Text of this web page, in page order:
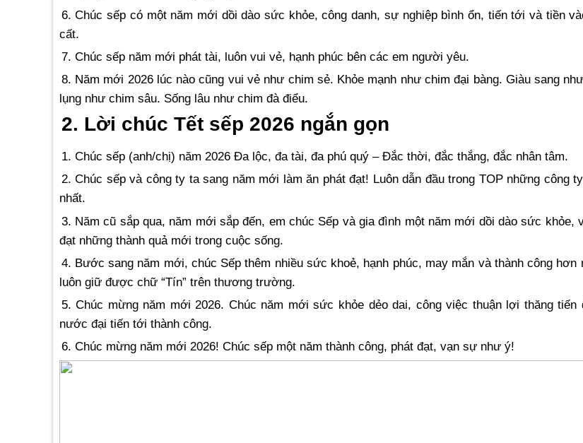
6. Chúc sếp có một năm mới dồi dào sức khỏe, công danh, sự nghiệp bình ổn, tiến tới và tiền
cất.
7. Chúc sếp năm mới phát tài, luôn vui vẻ, hạnh phúc bên các em người yêu.
8. Năm mới 2026 lúc nào cũng vui vẻ như chim sẻ. Khỏe mạnh như chim đại bàng. Giàu sang
lụng như chim sâu. Sống lâu như chim đà điểu.
2. Lời chúc Tết sếp 2026 ngắn gọn
1. Chúc sếp (anh/chị) năm 2026 Đa lộc, đa tài, đa phú quý – Đắc thời, đắc thắng, đắc nhân tâm.
2. Chúc sếp và công ty ta sang năm mới làm ăn phát đạt! Luôn dẫn đầu trong TOP những công
nhất.
3. Năm cũ sắp qua, năm mới sắp đến, em chúc Sếp và gia đình một năm mới dồi dào sức khỏe,
đạt những thành quả mới trong cuộc sống.
4. Bước sang năm mới, chúc Sếp thêm nhiều sức khoẻ, hạnh phúc, may mắn và thành công hơn
luôn giữ được chữ “Tín” trên thương trường.
5. Chúc mừng năm mới 2026. Chúc năm mới sức khỏe dẻo dai, công việc thuận lợi thăng tiến
nước đại tiến tới thành công.
6. Chúc mừng năm mới 2026! Chúc sếp một năm thành công, phát đạt, vạn sự như ý!